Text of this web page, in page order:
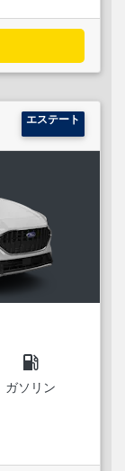
エステート
local_gas_station
ガソリン